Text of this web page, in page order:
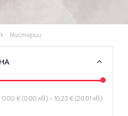
Мистерии
0.00 € (0.00 лв.) - 10.23 € (20.01 лв.)